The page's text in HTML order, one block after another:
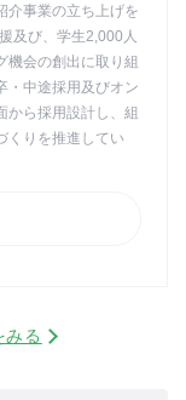
介事業の立ち上げを
及び、学生2,000人
機会の創出に取り組
・中途採用及びオン
から採用設計し、組
くりを推進してい
みる